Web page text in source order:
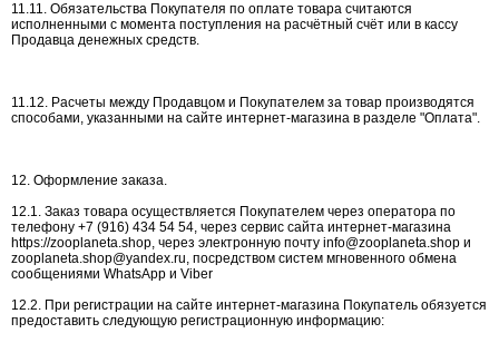
11.11. Обязательства Покупателя по оплате товара считаются
исполненными с момента поступления на расчётный счёт или в кассу
Продавца денежных средств.
11.12. Расчеты между Продавцом и Покупателем за товар производятся
способами, указанными на сайте интернет-магазина в разделе "Оплата".
12. Оформление заказа.
12.1. Заказ товара осуществляется Покупателем через оператора по
телефону +7 (916) 434 54 54, через сервис сайта интернет-магазина
https://zooplaneta.shop, через электронную почту info@zooplaneta.shop и
zooplaneta.shop@yandex.ru, посредством систем мгновенного обмена
сообщениями WhatsApp и Viber
12.2. При регистрации на сайте интернет-магазина Покупатель обязуется
предоставить следующую регистрационную информацию: